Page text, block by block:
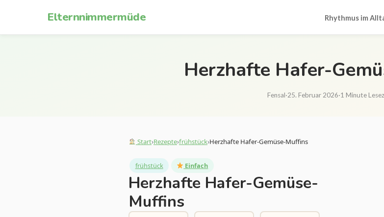
Elternnimmermüde Rhythmus im
Herzhafte Hafer-
Fensal·25. Februar 2026·1 Minute
Start›Rezepte›frühstück›Herzhafte Hafer-Gemüse-Muffins
frühstück Einfach
Herzhafte Hafer-Gemüse-
Muffins